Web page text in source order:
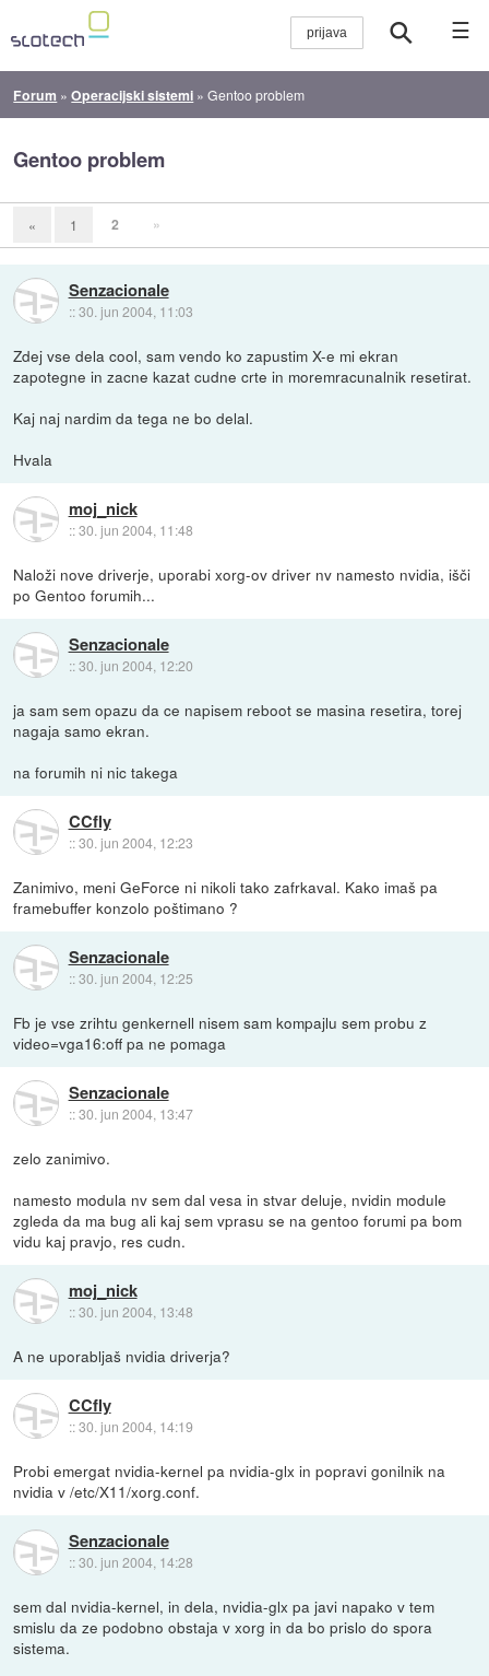
☰
Forum »Operacijski sistemi »Gentoo problem
Gentoo problem
« 1 2 »
Senzacionale
::30. jun 2004, 11:03
Zdej vse dela cool, sam vendo ko zapustim X-e mi ekran
zapotegne in zacne kazat cudne crte in moremracunalnik resetirat.
Kaj naj nardim da tega ne bo delal.
Hvala
moj_nick
::30. jun 2004, 11:48
Naloži nove driverje, uporabi xorg-ov driver nv namesto nvidia, išči
po Gentoo forumih...
Senzacionale
::30. jun 2004, 12:20
ja sam sem opazu da ce napisem reboot se masina resetira, torej
nagaja samo ekran.
na forumih ni nic takega
CCfly
::30. jun 2004, 12:23
Zanimivo, meni GeForce ni nikoli tako zafrkaval. Kako imaš pa
framebuffer konzolo poštimano ?
Senzacionale
::30. jun 2004, 12:25
Fb je vse zrihtu genkernell nisem sam kompajlu sem probu z
video=vga16:off pa ne pomaga
Senzacionale
::30. jun 2004, 13:47
zelo zanimivo.
namesto modula nv sem dal vesa in stvar deluje, nvidin module
zgleda da ma bug ali kaj sem vprasu se na gentoo forumi pa bom
vidu kaj pravjo, res cudn.
moj_nick
::30. jun 2004, 13:48
A ne uporabljaš nvidia driverja?
CCfly
::30. jun 2004, 14:19
Probi emergat nvidia-kernel pa nvidia-glx in popravi gonilnik na
nvidia v /etc/X11/xorg.conf.
Senzacionale
::30. jun 2004, 14:28
sem dal nvidia-kernel, in dela, nvidia-glx pa javi napako v tem
smislu da ze podobno obstaja v xorg in da bo prislo do spora
sistema.